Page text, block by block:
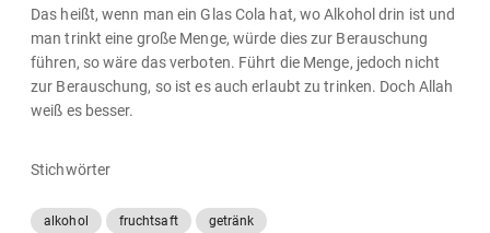
Das heißt, wenn man ein Glas Cola hat, wo Alkohol drin ist und
man trinkt eine große Menge, würde dies zur Berauschung
führen, so wäre das verboten. Führt die Menge, jedoch nicht
zur Berauschung, so ist es auch erlaubt zu trinken. Doch Allah
weiß es besser.
Stichwörter
alkohol fruchtsaft getränk